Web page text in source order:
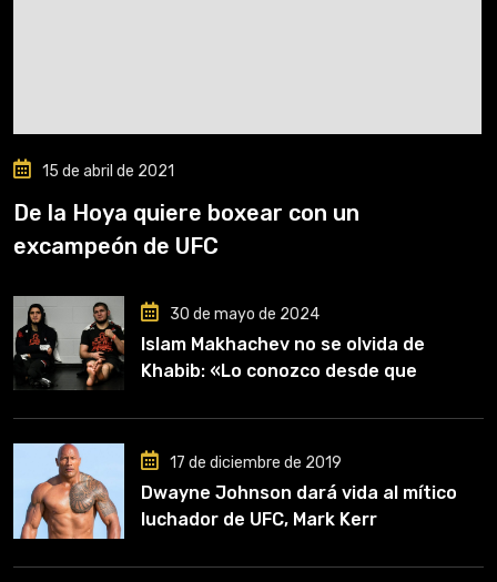
15 de abril de 2021
De la Hoya quiere boxear con un
excampeón de UFC
30 de mayo de 2024
Islam Makhachev no se olvida de
Khabib: «Lo conozco desde que
clave en mi carrera»
17 de diciembre de 2019
Dwayne Johnson dará vida al mítico
luchador de UFC, Mark Kerr